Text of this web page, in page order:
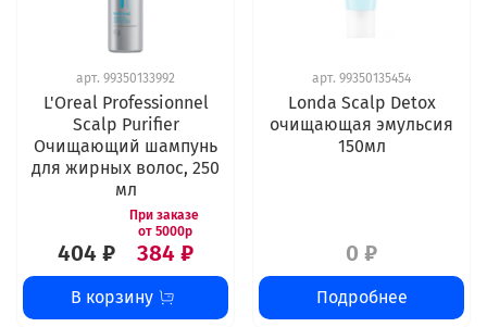
арт. 99350133992
L'Oreal Professionnel
Scalp Purifier
Очищающий шампунь
для жирных волос, 250
мл
404 ₽ 384 ₽
В корзину
арт. 99350135454
Londa Scalp Detox
очищающая эмульсия
150мл
0 ₽
Подробнее